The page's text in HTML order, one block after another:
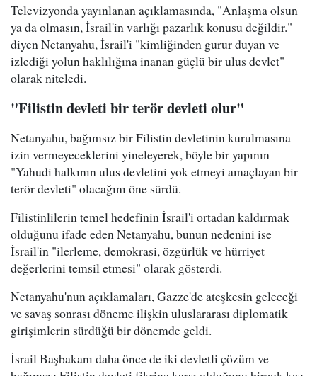
Televizyonda yayınlanan açıklamasında, "Anlaşma olsun
ya da olmasın, İsrail'in varlığı pazarlık konusu değildir."
diyen Netanyahu, İsrail'i "kimliğinden gurur duyan ve
izlediği yolun haklılığına inanan güçlü bir ulus devlet"
olarak niteledi.
"Filistin devleti bir terör devleti olur"
Netanyahu, bağımsız bir Filistin devletinin kurulmasına
izin vermeyeceklerini yineleyerek, böyle bir yapının
"Yahudi halkının ulus devletini yok etmeyi amaçlayan bir
terör devleti" olacağını öne sürdü.
Filistinlilerin temel hedefinin İsrail'i ortadan kaldırmak
olduğunu ifade eden Netanyahu, bunun nedenini ise
İsrail'in "ilerleme, demokrasi, özgürlük ve hürriyet
değerlerini temsil etmesi" olarak gösterdi.
Netanyahu'nun açıklamaları, Gazze'de ateşkesin geleceği
ve savaş sonrası döneme ilişkin uluslararası diplomatik
girişimlerin sürdüğü bir dönemde geldi.
İsrail Başbakanı daha önce de iki devletli çözüm ve